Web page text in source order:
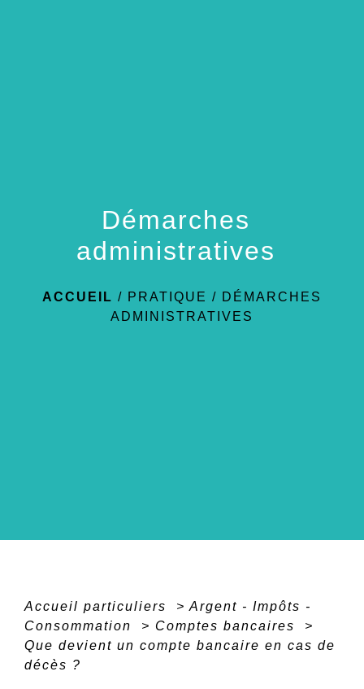
Démarches
administratives
ACCUEIL / PRATIQUE / DÉMARCHES
ADMINISTRATIVES
Accueil particuliers > Argent - Impôts -
Consommation
> Comptes bancaires
>
Que devient un compte bancaire en cas de
décès ?